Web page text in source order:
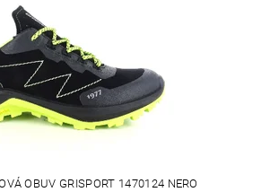
OBUV GRISPORT 1470124 NERO